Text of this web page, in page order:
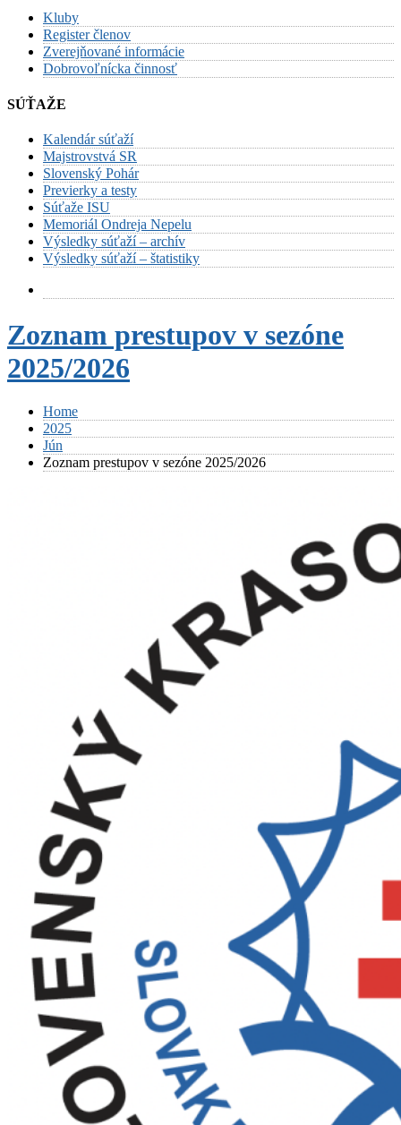
Kluby
Register členov
Zverejňované informácie
Dobrovoľnícka činnosť
SÚŤAŽE
Kalendár súťaží
Majstrovstvá SR
Slovenský Pohár
Previerky a testy
Súťaže ISU
Memoriál Ondreja Nepelu
Výsledky súťaží – archív
Výsledky súťaží – štatistiky
Zoznam prestupov v sezóne
2025/2026
Home
2025
Jún
Zoznam prestupov v sezóne 2025/2026